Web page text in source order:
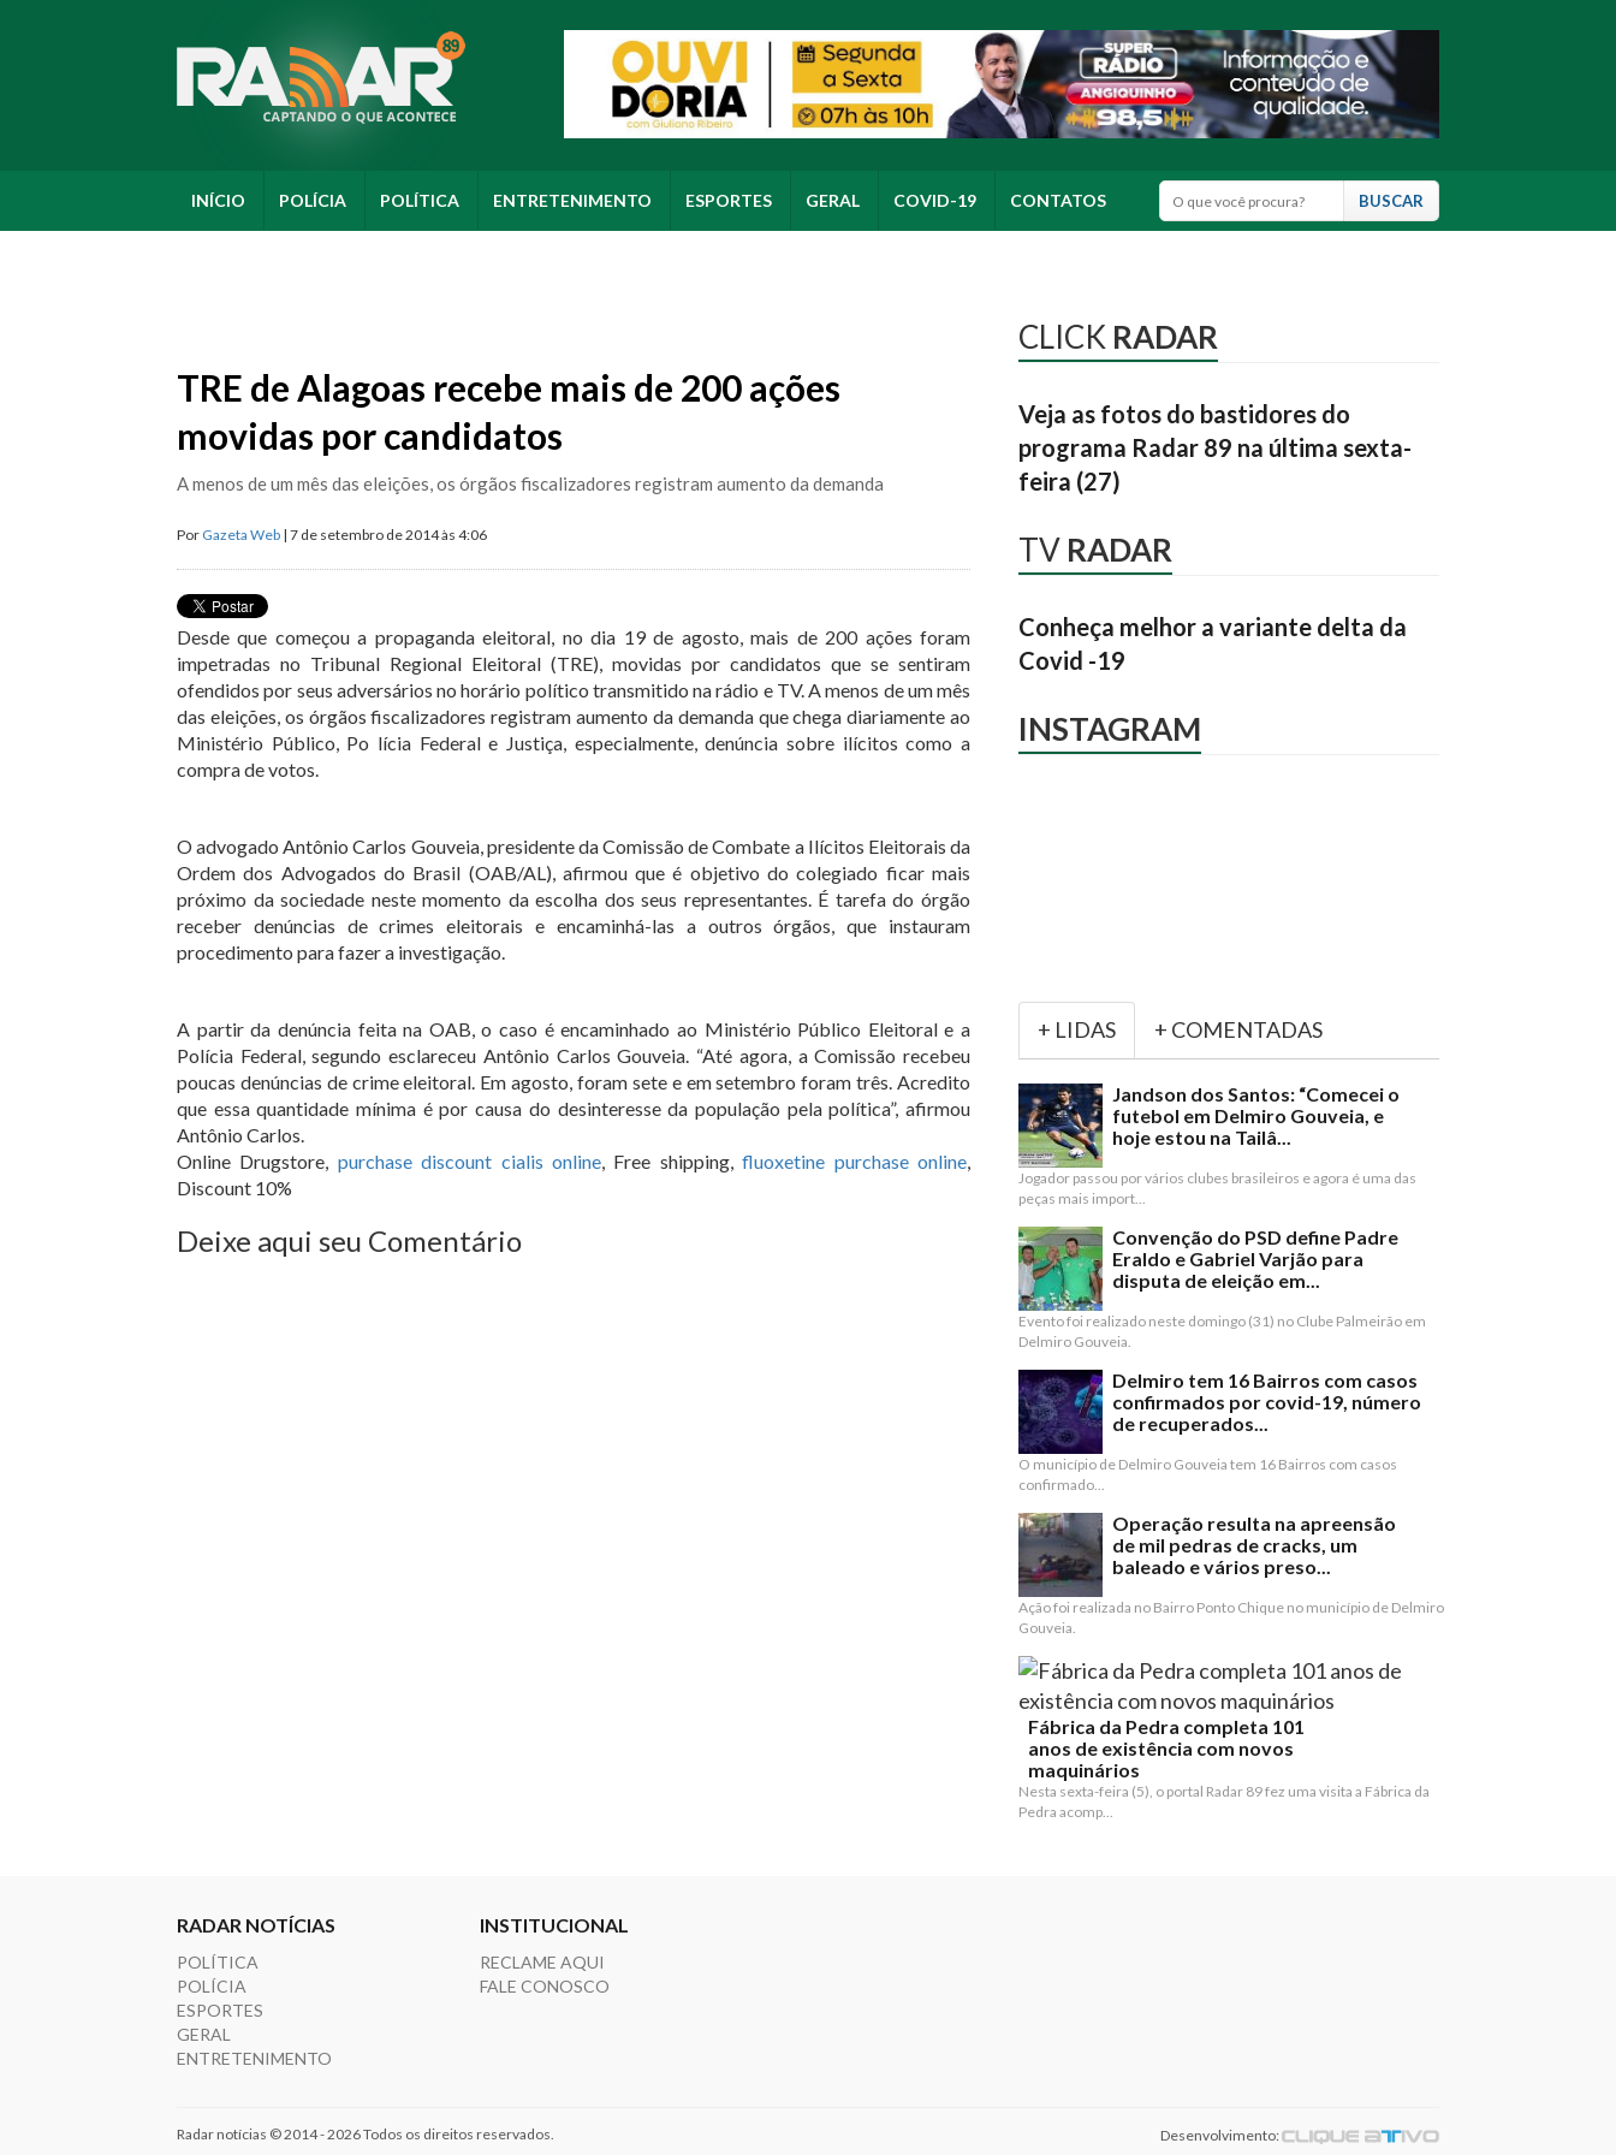
INÍCIO POLÍCIA POLÍTICA ENTRETENIMENTO ESPORTES GERAL COVID-19 CONTATOS
TRE de Alagoas recebe mais de 200 ações
movidas por candidatos
A menos de um mês das eleições, os órgãos fiscalizadores registram aumento da demanda
Por Gazeta Web | 7 de setembro de 2014 às 4:06
Desde que começou a propaganda eleitoral, no dia 19 de agosto, mais de 200 ações foram
impetradas no Tribunal Regional Eleitoral (TRE), movidas por candidatos que se sentiram
ofendidos por seus adversários no horário político transmitido na rádio e TV. A menos de um mês
das eleições, os órgãos fiscalizadores registram aumento da demanda que chega diariamente ao
Ministério Público, Po lícia Federal e Justiça, especialmente, denúncia sobre ilícitos como a
compra de votos.
O advogado Antônio Carlos Gouveia, presidente da Comissão de Combate a Ilícitos Eleitorais da
Ordem dos Advogados do Brasil (OAB/AL), afirmou que é objetivo do colegiado ficar mais
próximo da sociedade neste momento da escolha dos seus representantes. É tarefa do órgão
receber denúncias de crimes eleitorais e encaminhá-las a outros órgãos, que instauram
procedimento para fazer a investigação.
A partir da denúncia feita na OAB, o caso é encaminhado ao Ministério Público Eleitoral e a
Polícia Federal, segundo esclareceu Antônio Carlos Gouveia. “Até agora, a Comissão recebeu
poucas denúncias de crime eleitoral. Em agosto, foram sete e em setembro foram três. Acredito
que essa quantidade mínima é por causa do desinteresse da população pela política”, afirmou
Antônio Carlos.
Online Drugstore, purchase discount cialis online, Free shipping,fluoxetine purchase online,
Discount 10%
Deixe aqui seu Comentário
CLICK RADAR
Veja as fotos do bastidores do
programa Radar 89 na última sexta-
feira (27)
TV RADAR
Conheça melhor a variante delta da
Covid -19
INSTAGRAM
+ LIDAS + COMENTADAS
Jandson dos Santos: “Comecei o
futebol em Delmiro Gouveia, e
hoje estou na Tailâ...
Jogador passou por vários clubes brasileiros e agora é uma das
peças mais import...
Convenção do PSD define Padre
Eraldo e Gabriel Varjão para
disputa de eleição em...
Evento foi realizado neste domingo (31) no Clube Palmeirão em
Delmiro Gouveia.
Delmiro tem 16 Bairros com casos
confirmados por covid-19, número
de recuperados...
O município de Delmiro Gouveia tem 16 Bairros com casos
confirmado...
Operação resulta na apreensão
de mil pedras de cracks, um
baleado e vários preso...
Ação foi realizada no Bairro Ponto Chique no município de Delmiro
Gouveia.
Fábrica da Pedra completa 101
anos de existência com novos
maquinários
Nesta sexta-feira (5), o portal Radar 89 fez uma visita a Fábrica da
Pedra acomp...
RADAR NOTÍCIAS
POLÍTICA
POLÍCIA
ESPORTES
GERAL
ENTRETENIMENTO
INSTITUCIONAL
RECLAME AQUI
FALE CONOSCO
Radar notícias © 2014 - 2026 Todos os direitos reservados. Desenvolvimento: